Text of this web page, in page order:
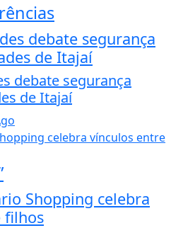
debate segurança
de Itajaí
debate segurança
de Itajaí
Shopping celebra
filhos